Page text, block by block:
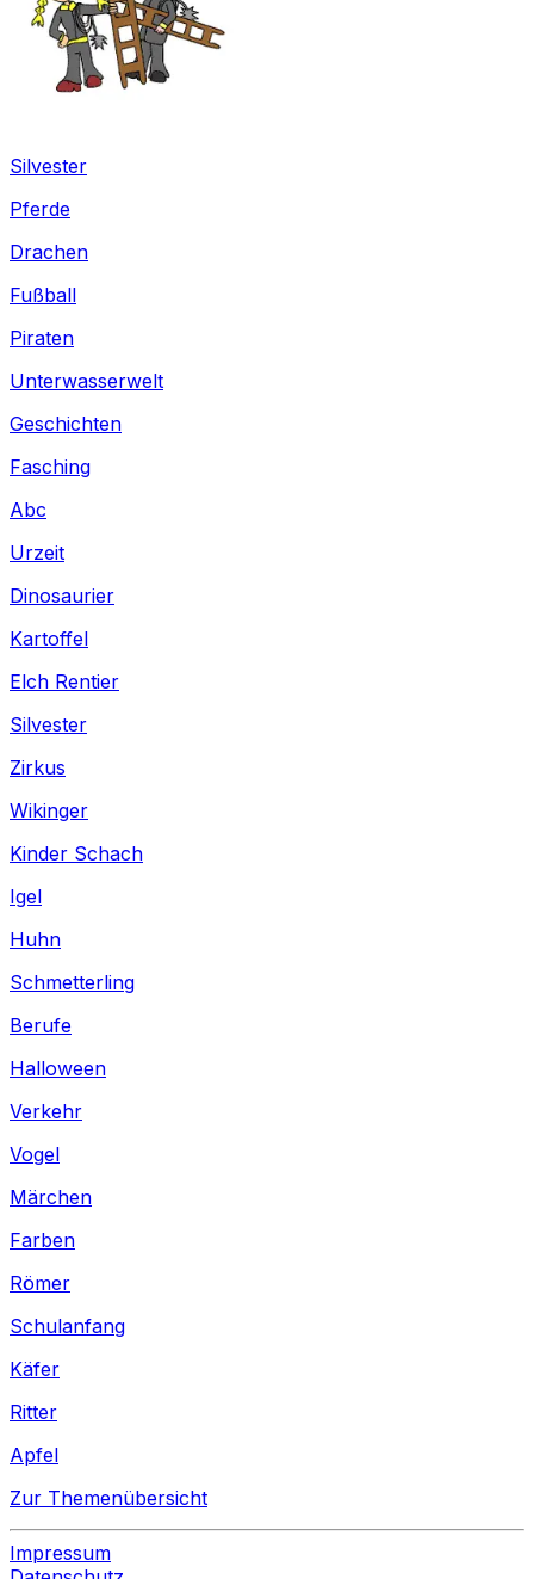
Silvester
Pferde
Drachen
Fußball
Piraten
Unterwasserwelt
Geschichten
Fasching
Abc
Urzeit
Dinosaurier
Kartoffel
Elch Rentier
Silvester
Zirkus
Wikinger
Kinder Schach
Igel
Huhn
Schmetterling
Berufe
Halloween
Verkehr
Vogel
Märchen
Farben
Römer
Schulanfang
Käfer
Ritter
Apfel
Zur Themenübersicht
Impressum